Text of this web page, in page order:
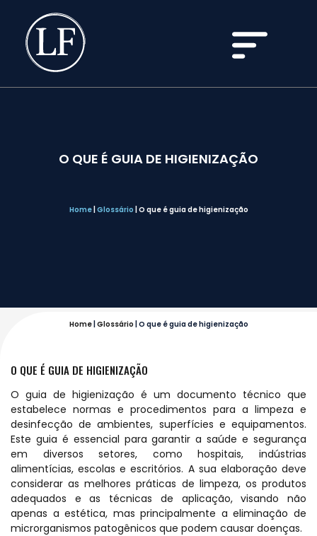
O QUE É GUIA DE HIGIENIZAÇÃO
Home| Glossário O que é guia de higienização
Home| Glossário O que é guia de higienização
O QUE É GUIA DE HIGIENIZAÇÃO
O guia de higienização é um documento técnico que
estabelece normas e procedimentos para a limpeza e
desinfecção de ambientes, superfícies e equipamentos.
Este guia é essencial para garantir a saúde e segurança
em diversos setores, como hospitais, indústrias
alimentícias, escolas e escritórios. A sua elaboração deve
considerar as melhores práticas de limpeza, os produtos
adequados e as técnicas de aplicação, visando não
apenas a estética, mas principalmente a eliminação de
microrganismos patogênicos que podem causar doenças.